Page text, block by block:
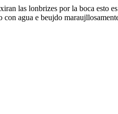
las lonbrizes por la boca esto
agua e beujdo